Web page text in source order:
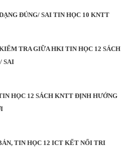
ĐÚNG/ SAI TIN HỌC 10 KNTT
TRA GIỮA HKI TIN HỌC 12 SÁCH
SAI
HỌC 12 SÁCH KNTT ĐỊNH HƯỚNG
TIN HỌC 12 ICT KẾT NỐI TRI